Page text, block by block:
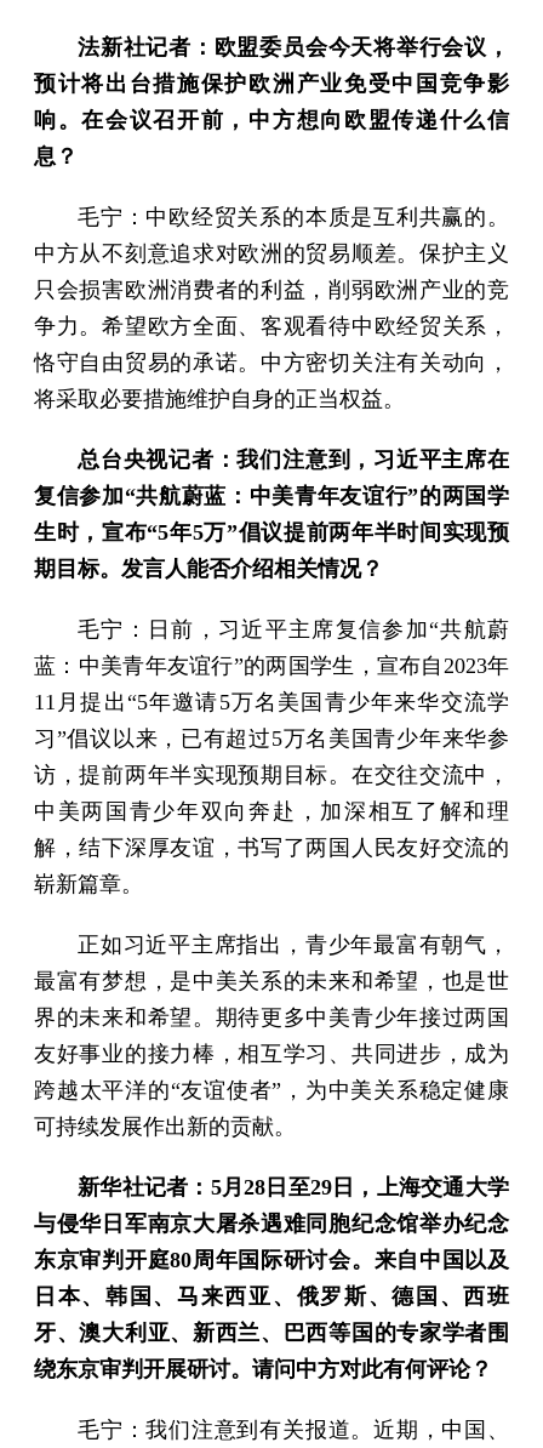
法新社记者：欧盟委员会今天将举行会议，
预计将出台措施保护欧洲产业免受中国竞争影
响。在会议召开前，中方想向欧盟传递什么信
息？
毛宁：中欧经贸关系的本质是互利共赢的。
中方从不刻意追求对欧洲的贸易顺差。保护主义
只会损害欧洲消费者的利益，削弱欧洲产业的竞
争力。希望欧方全面、客观看待中欧经贸关系，
恪守自由贸易的承诺。中方密切关注有关动向，
将采取必要措施维护自身的正当权益。
总台央视记者：我们注意到，习近平主席在
复信参加“共航蔚蓝：中美青年友谊行”的两国学
生时，宣布“5年5万”倡议提前两年半时间实现预
期目标。发言人能否介绍相关情况？
毛宁：日前，习近平主席复信参加“共航蔚
蓝：中美青年友谊行”的两国学生，宣布自2023年
11月提出“5年邀请5万名美国青少年来华交流学
习”倡议以来，已有超过5万名美国青少年来华参
访，提前两年半实现预期目标。在交往交流中，
中美两国青少年双向奔赴，加深相互了解和理
解，结下深厚友谊，书写了两国人民友好交流的
崭新篇章。
正如习近平主席指出，青少年最富有朝气，
最富有梦想，是中美关系的未来和希望，也是世
界的未来和希望。期待更多中美青少年接过两国
友好事业的接力棒，相互学习、共同进步，成为
跨越太平洋的“友谊使者”，为中美关系稳定健康
可持续发展作出新的贡献。
新华社记者：5月28日至29日，上海交通大学
与侵华日军南京大屠杀遇难同胞纪念馆举办纪念
东京审判开庭80周年国际研讨会。来自中国以及
日本、韩国、马来西亚、俄罗斯、德国、西班
牙、澳大利亚、新西兰、巴西等国的专家学者围
绕东京审判开展研讨。请问中方对此有何评论？
毛宁：我们注意到有关报道。近期，中国、